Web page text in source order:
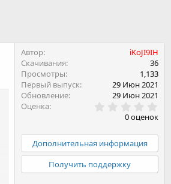
Автор
iKoJI9IH
Скачивания
36
Просмотры
1,133
Первый выпуск
29 Июн 2021
Обновление
29 Июн 2021
Оценка
.
0
0
в
ё
з
0 оценок
Дополнительная информация
Получить поддержку